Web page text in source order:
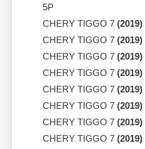
5P
CHERY TIGGO 7 (2019)
CHERY TIGGO 7 (2019)
CHERY TIGGO 7 (2019)
CHERY TIGGO 7 (2019)
CHERY TIGGO 7 (2019)
CHERY TIGGO 7 (2019)
CHERY TIGGO 7 (2019)
CHERY TIGGO 7 (2019)